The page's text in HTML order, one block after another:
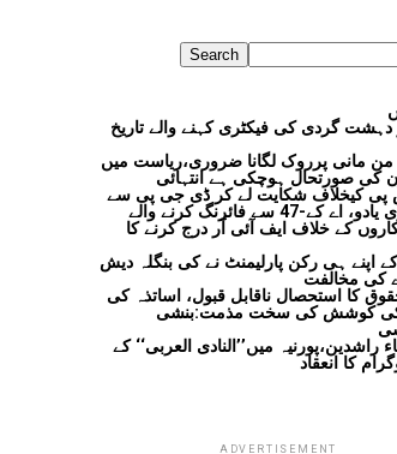
Search
گردی کی فیکٹری کہنے والے تاریخ
مانی پرروک لگانا ضروری،ریاست میں
کی صورتحال ہوچکی ہے انتہائی
پی کیخلاف شکایت لے کر ڈی جی پی سے
ملے تیجسوی یادو، اے کے-47 سے فائرنگ کرنے والے
کے خلاف ایف آئی آر درج کرنے کا
اپنے ہی رکن پارلیمنٹ نے کی بنگلہ دیش
کی مخالفت
کا استحصال ناقابل قبول، اساتذہ کی
کی کوشش کی سخت مذمت:بنشی
راشدین،پورنیہ میں’’النادی العربی‘‘ کے
کا انعقاد
ADVERTISEMENT